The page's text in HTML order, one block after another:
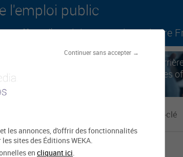
Continuer sans accepter →
les annonces, d'offrir des fonctionnalités
sites des Éditions WEKA.
en cliquant ici
l'emploi public
offres d'emploi sur tout le territoire
Accélérez votre
mobilité. Trouvez les